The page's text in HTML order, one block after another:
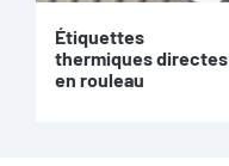
Étiquettes
thermiques directes
en rouleau